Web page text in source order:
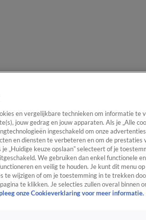
en vergelijkbare technieken om informatie te
jouw gedrag en jouw apparaten. Als je „Alle
ingeschakeld om onze
en diensten te verbeteren en om de prestaties
„Huidige keuze opslaan” selecteert of je
We gebruiken dan enkel functionele
en veilig te houden. Je kunt dit menu
te wijzigen of om je toestemming in te trekken
te klikken. Je selecties zullen overal binnen
onze Cookieverklaring voor meer informatie.